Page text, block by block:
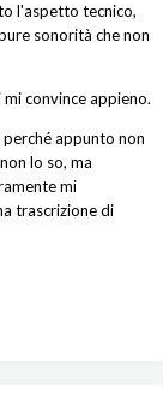
l'aspetto tecnico,
sonorità che non
convince appieno.
appunto non
lo so, ma
mi
trascrizione di